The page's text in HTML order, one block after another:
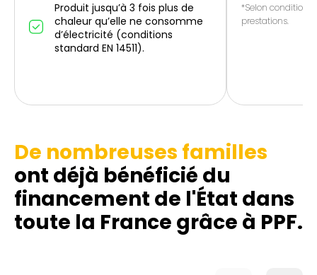
Produit jusqu’à 3 fois plus de
chaleur qu’elle ne consomme
d’électricité (conditions
standard EN 14511).
*Selon conditions
prestations.
De nombreuses familles
ont déjà bénéficié du
financement de l'État dans
toute la France grâce à PPF.